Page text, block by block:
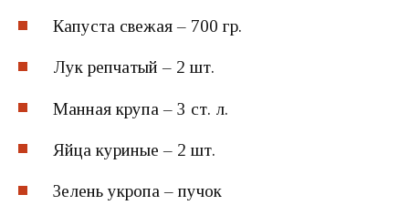
Капуста свежая – 700 гр.
Лук репчатый – 2 шт.
Манная крупа – 3 ст. л.
Яйца куриные – 2 шт.
Зелень укропа – пучок